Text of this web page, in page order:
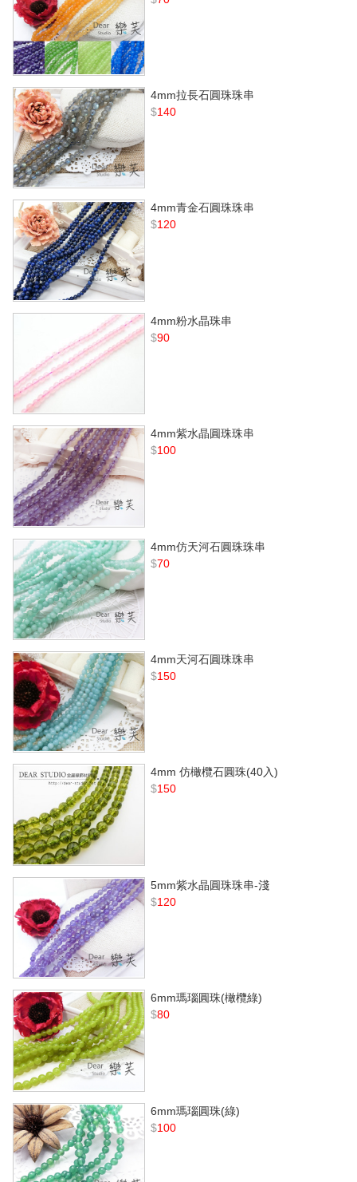
4mm拉長石圓珠珠串
$140
4mm青金石圓珠珠串
$120
4mm粉水晶珠串
$90
4mm紫水晶圓珠珠串
$100
4mm仿天河石圓珠珠串
$70
4mm天河石圓珠珠串
$150
4mm 仿橄欖石圓珠(40入)
$150
5mm紫水晶圓珠珠串-淺
$120
6mm瑪瑙圓珠(橄欖綠)
$80
6mm瑪瑙圓珠(綠)
$100